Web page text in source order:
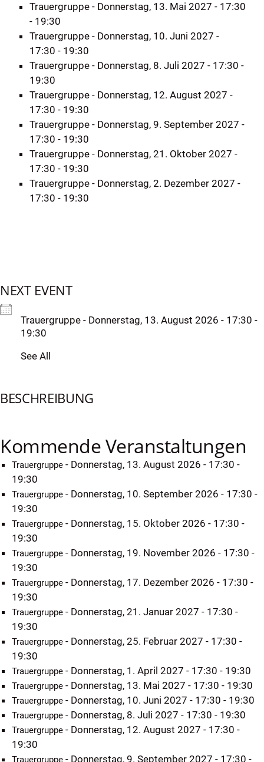
Trauergruppe - Donnerstag, 13. Mai 2027 - 17:30
- 19:30
Trauergruppe - Donnerstag, 10. Juni 2027 -
17:30 - 19:30
Trauergruppe - Donnerstag, 8. Juli 2027 - 17:30 -
19:30
Trauergruppe - Donnerstag, 12. August 2027 -
17:30 - 19:30
Trauergruppe - Donnerstag, 9. September 2027 -
17:30 - 19:30
Trauergruppe - Donnerstag, 21. Oktober 2027 -
17:30 - 19:30
Trauergruppe - Donnerstag, 2. Dezember 2027 -
17:30 - 19:30
NEXT EVENT
Trauergruppe - Donnerstag, 13. August 2026 - 17:30 -
19:30
See All
BESCHREIBUNG
Kommende Veranstaltungen
Trauergruppe - Donnerstag, 13. August 2026 - 17:30 -
19:30
Trauergruppe - Donnerstag, 10. September 2026 - 17:30 -
19:30
Trauergruppe - Donnerstag, 15. Oktober 2026 - 17:30 -
19:30
Trauergruppe - Donnerstag, 19. November 2026 - 17:30 -
19:30
Trauergruppe - Donnerstag, 17. Dezember 2026 - 17:30 -
19:30
Trauergruppe - Donnerstag, 21. Januar 2027 - 17:30 -
19:30
Trauergruppe - Donnerstag, 25. Februar 2027 - 17:30 -
19:30
Trauergruppe - Donnerstag, 1. April 2027 - 17:30 - 19:30
Trauergruppe - Donnerstag, 13. Mai 2027 - 17:30 - 19:30
Trauergruppe - Donnerstag, 10. Juni 2027 - 17:30 - 19:30
Trauergruppe - Donnerstag, 8. Juli 2027 - 17:30 - 19:30
Trauergruppe - Donnerstag, 12. August 2027 - 17:30 -
19:30
Trauergruppe - Donnerstag, 9. September 2027 - 17:30 -